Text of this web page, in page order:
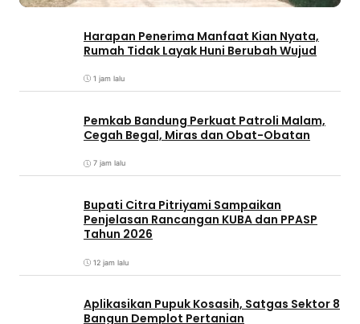
Harapan Penerima Manfaat Kian Nyata,
Rumah Tidak Layak Huni Berubah Wujud
1 jam lalu
Pemkab Bandung Perkuat Patroli Malam,
Cegah Begal, Miras dan Obat-Obatan
7 jam lalu
Bupati Citra Pitriyami Sampaikan
Penjelasan Rancangan KUBA dan PPASP
Tahun 2026
12 jam lalu
Aplikasikan Pupuk Kosasih, Satgas Sektor 8
Bangun Demplot Pertanian